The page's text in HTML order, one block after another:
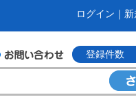
ログイン
登録件数